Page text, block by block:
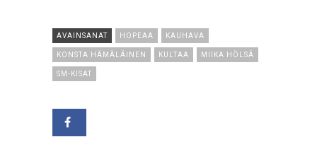
AVAINSANAT HOPEAA KAUHAVA
KONSTA HÄMÄLÄINEN KULTAA MIIKA HÖLSÄ
SM-KISAT